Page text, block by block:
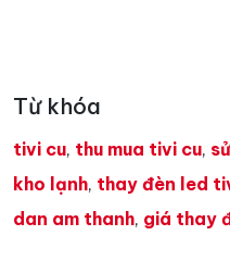
Từ khóa
tivi cu, thu mua tivi cu,
kho lạnh, thay đèn led
dan am thanh, giá thay